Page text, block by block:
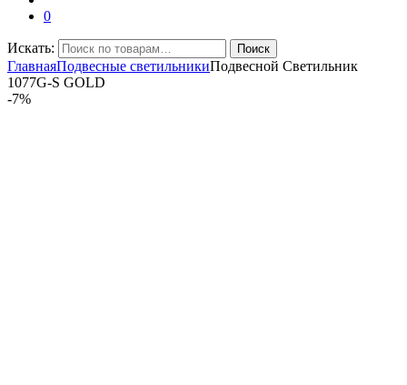
0
Искать: Поиск
ГлавнаяПодвесные светильникиПодвесной Светильник
1077G-S GOLD
-7%